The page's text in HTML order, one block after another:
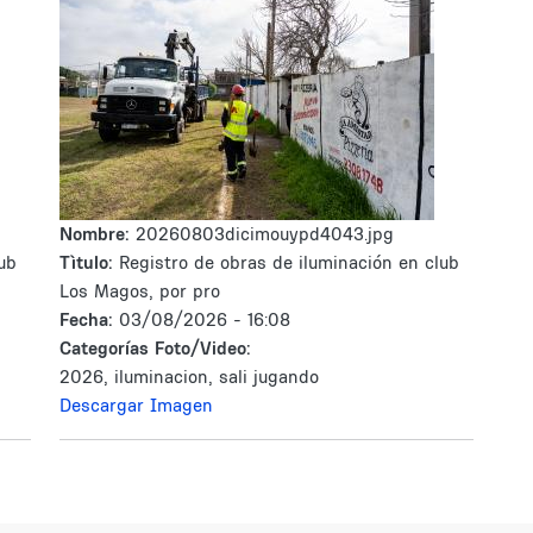
Nombre: 20260803dicimouypd4043.jpg
Tìtulo: Registro de obras de iluminación en club
Los Magos, por pro
Fecha: 03/08/2026 - 16:08
Categorías Foto/Video:
2026, iluminacion, sali jugando
Descargar Imagen